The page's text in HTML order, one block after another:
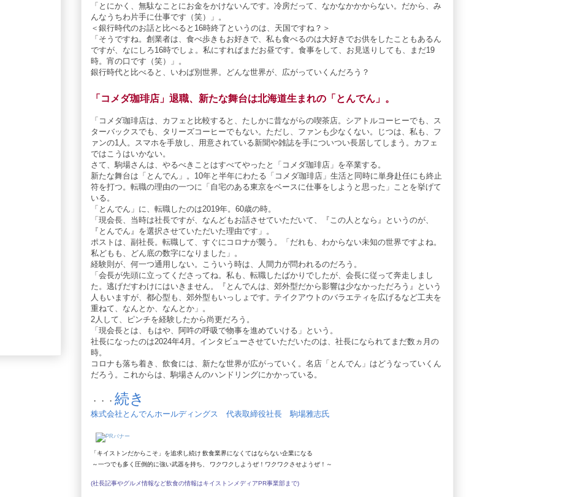
「とにかく、無駄なことにお金をかけないんです。冷房だって、なかなかかからない。だから、み
んなうちわ片手に仕事です（笑）」。
＜銀行時代のお話と比べると16時終了というのは、天国ですね？＞
「そうですね。創業者は、食べ歩きもお好きで、私も食べるのは大好きでお供をしたこともあるん
ですが、なにしろ16時でしょ。私にすればまだお昼です。食事をして、お見送りしても、まだ19
時。宵の口です（笑）」。
銀行時代と比べると、いわば別世界。どんな世界が、広がっていくんだろう？
「コメダ珈琲店」退職、新たな舞台は北海道生まれの「とんでん」。
「コメダ珈琲店は、カフェと比較すると、たしかに昔ながらの喫茶店。シアトルコーヒーでも、ス
ターバックスでも、タリーズコーヒーでもない。ただし、ファンも少なくない。じつは、私も、フ
ァンの1人。スマホを手放し、用意されている新聞や雑誌を手についつい長居してしまう。カフェ
ではこうはいかない。
さて、駒場さんは、やるべきことはすべてやったと「コメダ珈琲店」を卒業する。
新たな舞台は「とんでん」。10年と半年にわたる「コメダ珈琲店」生活と同時に単身赴任にも終止
符を打つ。転職の理由の一つに「自宅のある東京をベースに仕事をしようと思った」ことを挙げて
いる。
「とんでん」に、転職したのは2019年。60歳の時。
「現会長、当時は社長ですが、なんどもお話させていただいて、『この人となら』というのが、
『とんでん』を選択させていただいた理由です」。
ポストは、副社長。転職して、すぐにコロナが襲う。「だれも、わからない未知の世界ですよね。
私どもも、どん底の数字になりました」。
経験則が、何一つ通用しない。こういう時は、人間力が問われるのだろう。
「会長が先頭に立ってくださってね。私も、転職したばかりでしたが、会長に従って奔走しまし
た。逃げだすわけにはいきません。『とんでんは、郊外型だから影響は少なかっただろう』という
人もいますが、都心型も、郊外型もいっしょです。テイクアウトのバラエティを広げるなど工夫を
重ねて、なんとか、なんとか」。
2人して、ピンチを経験したから尚更だろう。
「現会長とは、もはや、阿吽の呼吸で物事を進めていける」という。
社長になったのは2024年4月。インタビューさせていただいたのは、社長になられてまだ数ヵ月の
時。
コロナも落ち着き、飲食には、新たな世界が広がっていく。名店「とんでん」はどうなっていくん
だろう。これからは、駒場さんのハンドリングにかかっている。
・・・ 続き
株式会社とんでんホールディングス 代表取締役社長 駒場雅志氏
「キイストンだからこそ 」を追求し続け 飲食業界になくてはならない企業になる
～一つでも多く圧倒的に強い武器を持ち、 ワクワクしようぜ！ワクワクさせようぜ！～
(社長記事やグルメ情報など飲食の情報はキイストンメディアPR事業部まで)